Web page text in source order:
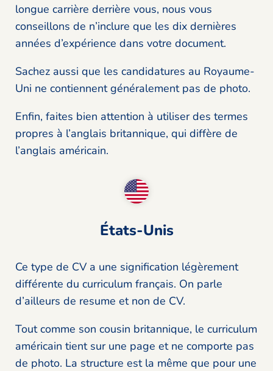
longue carrière derrière vous, nous vous
conseillons de n’inclure que les dix dernières
années d’expérience dans votre document.
Sachez aussi que les candidatures au Royaume-
Uni ne contiennent généralement pas de photo.
Enfin, faites bien attention à utiliser des termes
propres à l’anglais britannique, qui diffère de
l’anglais américain.
États-Unis
Ce type de CV a une signification légèrement
différente du curriculum français. On parle
d’ailleurs de resume et non de CV.
Tout comme son cousin britannique, le curriculum
américain tient sur une page et ne comporte pas
de photo. La structure est la même que pour une